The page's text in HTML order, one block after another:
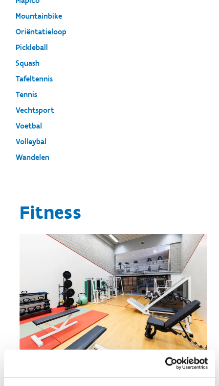
Mountainbike
Oriëntatieloop
Pickleball
Squash
Tafeltennis
Tennis
Vechtsport
Voetbal
Volleybal
Wandelen
Fitness
Get fit